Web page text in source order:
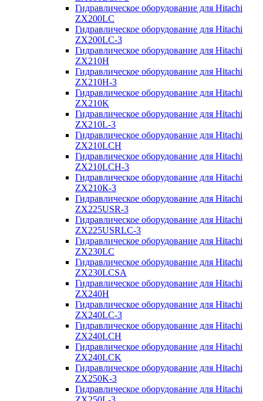
Гидравлическое оборудование для Hitachi
ZX200LC
Гидравлическое оборудование для Hitachi
ZX200LC-3
Гидравлическое оборудование для Hitachi
ZX210H
Гидравлическое оборудование для Hitachi
ZX210H-3
Гидравлическое оборудование для Hitachi
ZX210K
Гидравлическое оборудование для Hitachi
ZX210L-3
Гидравлическое оборудование для Hitachi
ZX210LCH
Гидравлическое оборудование для Hitachi
ZX210LCH-3
Гидравлическое оборудование для Hitachi
ZX210К-3
Гидравлическое оборудование для Hitachi
ZX225USR-3
Гидравлическое оборудование для Hitachi
ZX225USRLC-3
Гидравлическое оборудование для Hitachi
ZX230LC
Гидравлическое оборудование для Hitachi
ZX230LCSA
Гидравлическое оборудование для Hitachi
ZX240H
Гидравлическое оборудование для Hitachi
ZX240LC-3
Гидравлическое оборудование для Hitachi
ZX240LCH
Гидравлическое оборудование для Hitachi
ZX240LCK
Гидравлическое оборудование для Hitachi
ZX250K-3
Гидравлическое оборудование для Hitachi